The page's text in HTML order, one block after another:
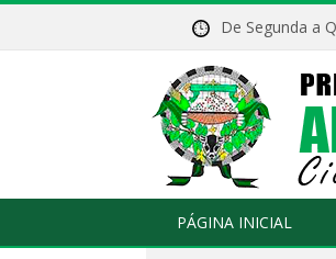
De Segunda a
PÁGINA INICIAL